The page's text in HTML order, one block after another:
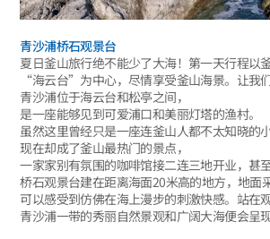
青沙浦桥石观景台
夏日釜山旅行绝不能少了大海！第一天行程以
“海云台”为中心，尽情享受釜山海景。让我
青沙浦位于海云台和松亭之间，
是一座能够见到可爱浦口和美丽灯塔的渔村。
虽然这里曾经只是一座连釜山人都不太知晓的小
现在却成了釜山最热门的景点，
一家家别有氛围的咖啡馆接二连三地开业，甚
桥石观景台建在距离海面20米高的地方，地面
可以感受到仿佛在海上漫步的刺激快感。站在
青沙浦一带的秀丽自然景观和广阔大海便会呈